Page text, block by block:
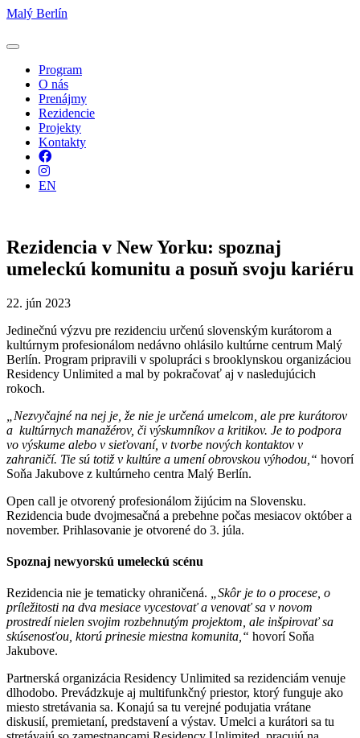
Malý Berlín
Program
O nás
Prenájmy
Rezidencie
Projekty
Kontakty
Facebook
Instagram
EN
Rezidencia v New Yorku: spoznaj
umeleckú komunitu a posuň svoju kariéru
22. jún 2023
Jedinečnú výzvu pre rezidenciu určenú slovenským kurátorom a
kultúrnym profesionálom nedávno ohlásilo kultúrne centrum Malý
Berlín. Program pripravili v spolupráci s brooklynskou organizáciou
Residency Unlimited a mal by pokračovať aj v nasledujúcich
rokoch.
„Nezvyčajné na nej je, že nie je určená umelcom, ale pre kurátorov
a kultúrnych manažérov, či výskumníkov a kritikov. Je to podpora
vo výskume alebo v sieťovaní, v tvorbe nových kontaktov v
zahraničí. Tie sú totiž v kultúre a umení obrovskou výhodou,“ hovorí
Soňa Jakubove z kultúrneho centra Malý Berlín.
Open call je otvorený profesionálom žijúcim na Slovensku.
Rezidencia bude dvojmesačná a prebehne počas mesiacov október a
november. Prihlasovanie je otvorené do 3. júla.
Spoznaj newyorskú umeleckú scénu
Rezidencia nie je tematicky ohraničená.
„Skôr je to o procese, o
príležitosti na dva mesiace vycestovať a venovať sa v novom
prostredí nielen svojim rozbehnutým projektom, ale inšpirovať sa
skúsenosťou, ktorú prinesie miestna komunita,“ hovorí Soňa
Jakubove.
Partnerská organizácia Residency Unlimited sa rezidenciám venuje
dlhodobo. Prevádzkuje aj multifunkčný priestor, ktorý funguje ako
miesto stretávania sa. Konajú sa tu verejné podujatia vrátane
diskusií, premietaní, predstavení a výstav. Umelci a kurátori sa tu